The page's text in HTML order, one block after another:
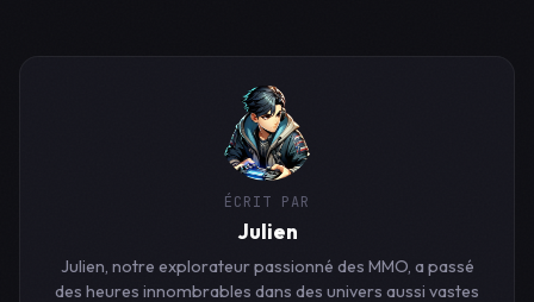
ÉCRIT PAR
Julien
Julien, notre explorateur passionné des MMO, a passé
des heures innombrables dans des univers aussi vastes